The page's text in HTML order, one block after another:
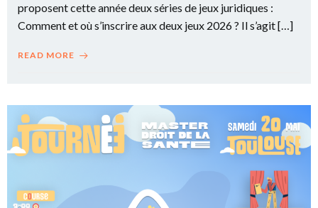
proposent cette année deux séries de jeux juridiques :
Comment et où s’inscrire aux deux jeux 2026 ? Il s’agit […]
READ MORE